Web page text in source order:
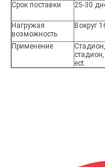
Срок поставки 25-30
Нагружая
возможность
Вокруг
Применение
ect.